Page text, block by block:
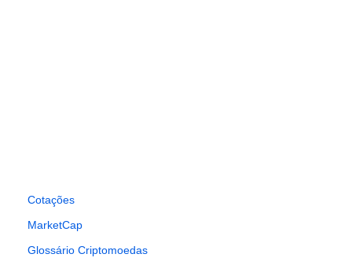
Cotações
MarketCap
Glossário Criptomoedas